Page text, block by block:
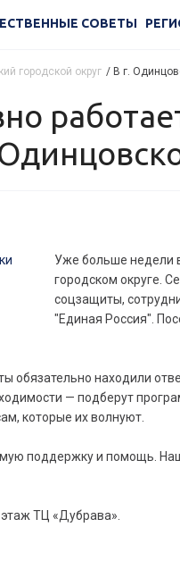
СОВЕТЫ
городской округ / В г.
Уже больше недели
городском округе.
соцзащиты,
"Единая Россия".
обязательно находили
— подберут
которые их волнуют.
поддержку и помощь.
ТЦ «Дубрава».